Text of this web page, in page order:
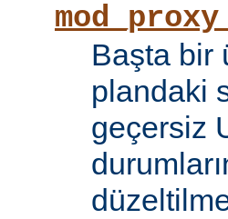
Başta bir
plandaki
geçersiz